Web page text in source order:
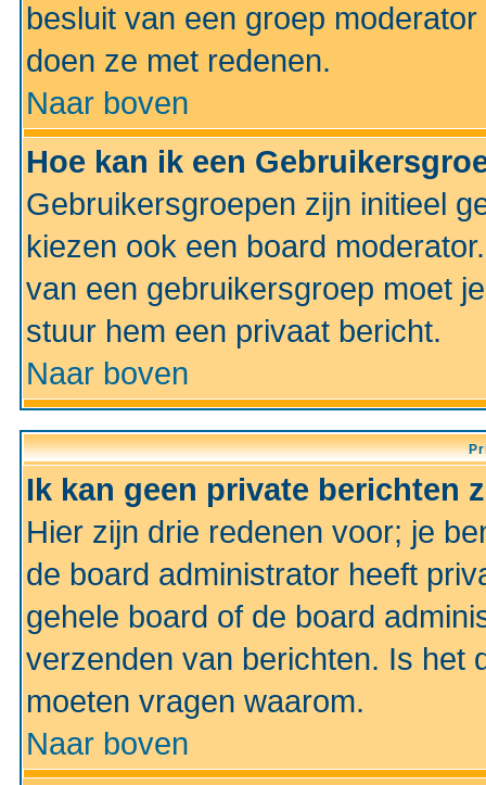
besluit van een groep
doen ze met redenen.
Naar boven
Hoe kan ik een
Gebruikersgroepen zijn initieel
kiezen ook een board
van een gebruikersgroep moet
stuur hem een privaat bericht.
Naar boven
Ik kan geen private berichten
Hier zijn drie redenen voor; je
de board administrator heeft
gehele board of de board
verzenden van berichten. Is het
moeten vragen waarom.
Naar boven